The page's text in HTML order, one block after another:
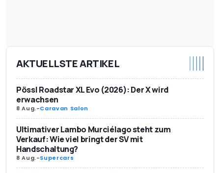
AKTUELLSTE ARTIKEL
Pössl Roadstar XL Evo (2026): Der X wird
erwachsen
8 Aug.-Caravan Salon
Ultimativer Lambo Murciélago steht zum
Verkauf: Wie viel bringt der SV mit
Handschaltung?
8 Aug.-Supercars